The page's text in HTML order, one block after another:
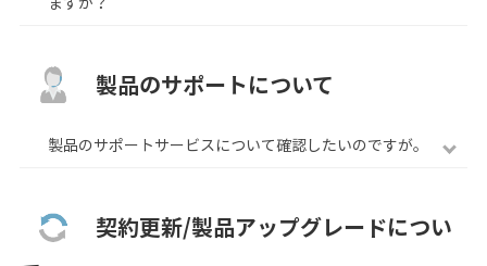
製品のサポートについて
製品のサポートサービスについて確認したいのですが。
契約更新/製品アップグレードについ